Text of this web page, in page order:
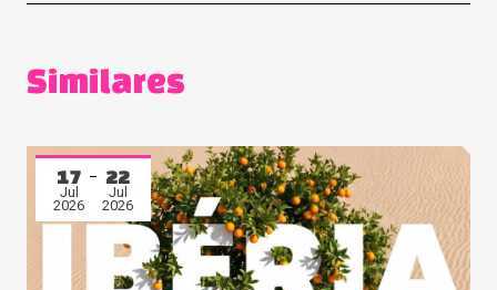
Similares
17
Jul
2026
22
Jul
2026